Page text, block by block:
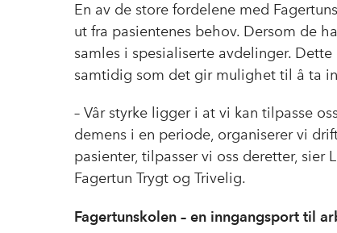
En av de store fordelene med
ut fra pasientenes behov. Dersom de
samles i spesialiserte avdelinger.
samtidig som det gir mulighet til å ta
– Vår styrke ligger i at vi kan tilpasse
demens i en periode, organiserer vi
pasienter, tilpasser vi oss deretter, sier
Fagertun Trygt og Trivelig.
Fagertunskolen – en inngangsport til